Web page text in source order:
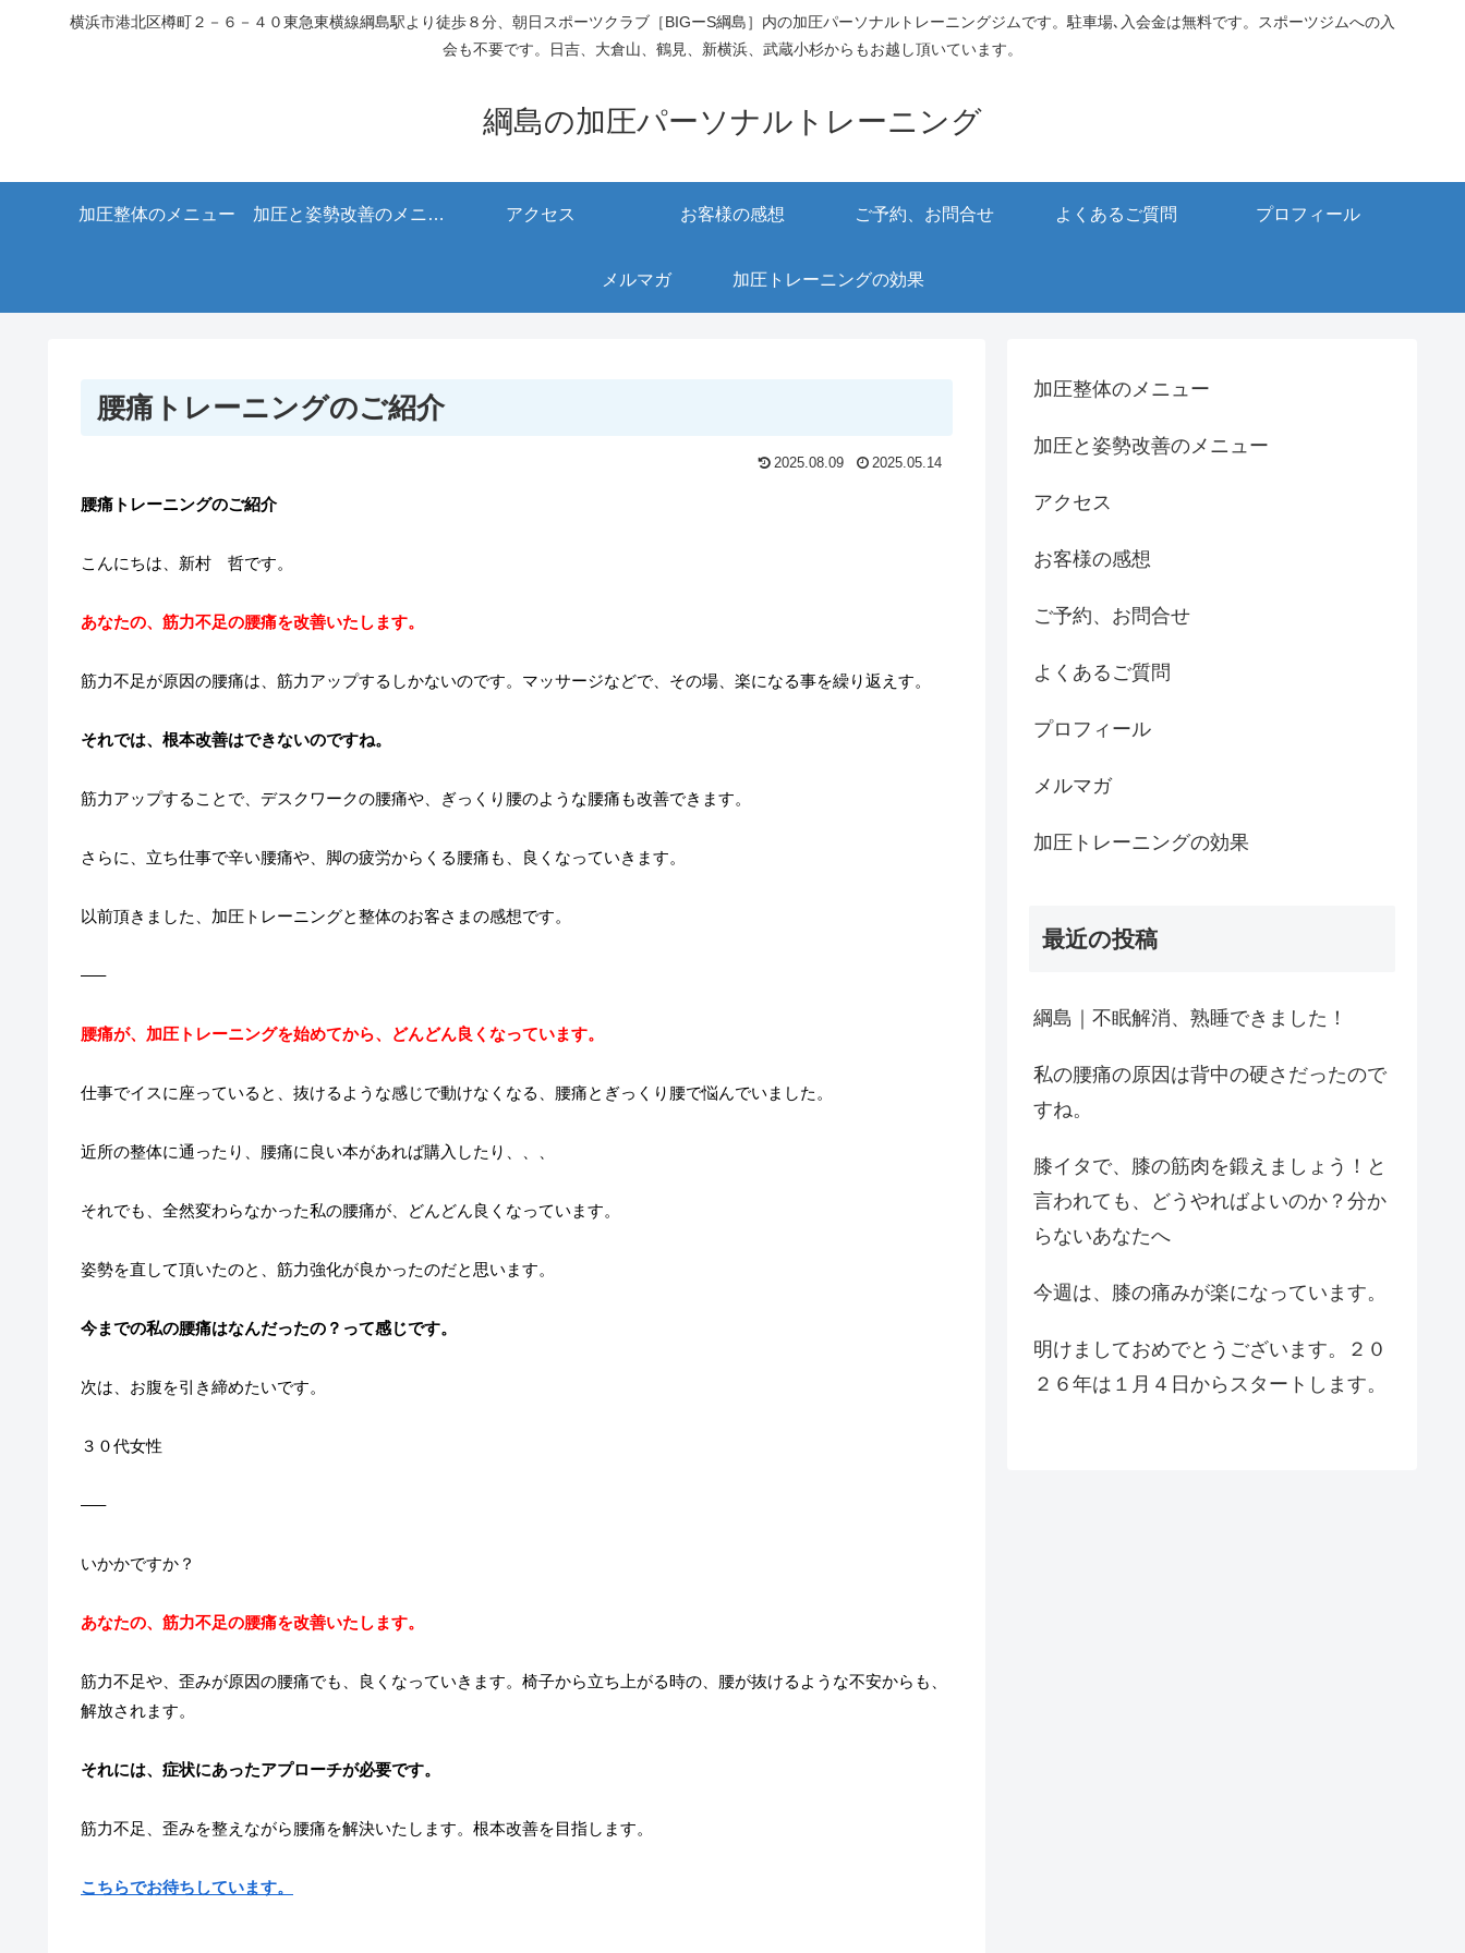
横浜市港北区樽町２－６－４０東急東横線綱島駅より徒歩８分、朝日スポーツクラブ［BIGーS綱島］内の加圧パーソナルトレーニングジムです。駐車場､入会金は無料です。スポーツジムへの入
会も不要です。日吉、大倉山、鶴見、新横浜、武蔵小杉からもお越し頂いています。
綱島の加圧パーソナルトレーニング
加圧整体のメニュー 加圧と姿勢改善のメニュ アクセス お客様の感想 ご予約、お問合せ よくあるご質問 プロフィール
メルマガ 加圧トレーニングの効果
腰痛トレーニングのご紹介
2025.08.09 2025.05.14
腰痛トレーニングのご紹介
こんにちは、新村 哲です。
あなたの、筋力不足の腰痛を改善いたします。
筋力不足が原因の腰痛は、筋力アップするしかないのです。マッサージなどで、その場、楽になる事を繰り返えす。
それでは、根本改善はできないのですね。
筋力アップすることで、デスクワークの腰痛や、ぎっくり腰のような腰痛も改善できます。
さらに、立ち仕事で辛い腰痛や、脚の疲労からくる腰痛も、良くなっていきます。
以前頂きました、加圧トレーニングと整体のお客さまの感想です。
—–
腰痛が、加圧トレーニングを始めてから、どんどん良くなっています。
仕事でイスに座っていると、抜けるような感じで動けなくなる、腰痛とぎっくり腰で悩んでいました。
近所の整体に通ったり、腰痛に良い本があれば購入したり、、、
それでも、全然変わらなかった私の腰痛が、どんどん良くなっています。
姿勢を直して頂いたのと、筋力強化が良かったのだと思います。
今までの私の腰痛はなんだったの？って感じです。
次は、お腹を引き締めたいです。
３０代女性
—–
いかかですか？
あなたの、筋力不足の腰痛を改善いたします。
筋力不足や、歪みが原因の腰痛でも、良くなっていきます。椅子から立ち上がる時の、腰が抜けるような不安からも、
解放されます。
それには、症状にあったアプローチが必要です。
筋力不足、歪みを整えながら腰痛を解決いたします。根本改善を目指します。
こちらでお待ちしています。
加圧整体のメニュー
加圧と姿勢改善のメニュー
アクセス
お客様の感想
ご予約、お問合せ
よくあるご質問
プロフィール
メルマガ
加圧トレーニングの効果
最近の投稿
綱島｜不眠解消、熟睡できました！
私の腰痛の原因は背中の硬さだったので
すね。
膝イタで、膝の筋肉を鍛えましょう！と
言われても、どうやればよいのか？分か
らないあなたへ
今週は、膝の痛みが楽になっています。
明けましておめでとうございます。２０
２６年は１月４日からスタートします。